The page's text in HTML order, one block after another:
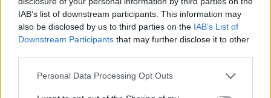
IAB’s list of downstream participants. This information may
also be disclosed by us to third parties on the IAB’s List of
Downstream Participants that may further disclose it to other
Personal Data Processing Opt Outs
FOTÓ: TOLGA AKMEN/EPA/AGERPRES
Ezután III. Károly és
felesége, valamint a királyi